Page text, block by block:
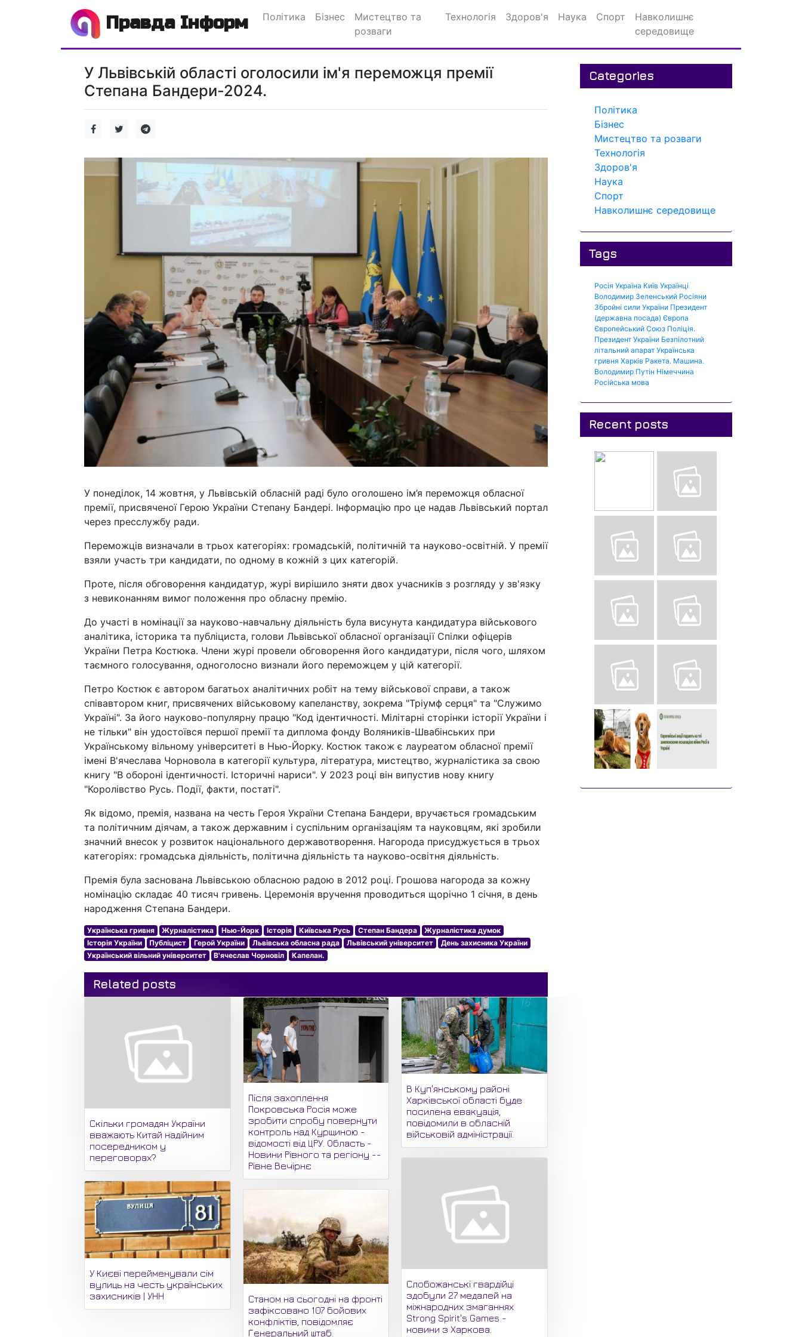
Правда Інформ Політика Бізнес
Мистецтво та
розваги
Технологія Здоров'я Наука Спорт
Навколишнє
середовище
У Львівській області оголосили ім'я переможця премії
Степана Бандери-2024.
У понеділок, 14 жовтня, у Львівській обласній раді було оголошено ім’я переможця обласної
премії, присвяченої Герою України Степану Бандері. Інформацію про це надав Львівський портал
через пресслужбу ради.
Переможців визначали в трьох категоріях: громадській, політичній та науково-освітній. У премії
взяли участь три кандидати, по одному в кожній з цих категорій.
Проте, після обговорення кандидатур, журі вирішило зняти двох учасників з розгляду у зв'язку
з невиконанням вимог положення про обласну премію.
До участі в номінації за науково-навчальну діяльність була висунута кандидатура військового
аналітика, історика та публіциста, голови Львівської обласної організації Спілки офіцерів
України Петра Костюка. Члени журі провели обговорення його кандидатури, після чого, шляхом
таємного голосування, одноголосно визнали його переможцем у цій категорії.
Петро Костюк є автором багатьох аналітичних робіт на тему військової справи, а також
співавтором книг, присвячених військовому капеланству, зокрема "Тріумф серця" та "Служимо
Україні". За його науково-популярну працю "Код ідентичності. Мілітарні сторінки історії України і
не тільки" він удостоївся першої премії та диплома фонду Воляників-Швабінських при
Українському вільному університеті в Нью-Йорку. Костюк також є лауреатом обласної премії
імені В'ячеслава Чорновола в категорії культура, література, мистецтво, журналістика за свою
книгу "В обороні ідентичності. Історичні нариси". У 2023 році він випустив нову книгу
"Королівство Русь. Події, факти, постаті".
Як відомо, премія, названа на честь Героя України Степана Бандери, вручається громадським
та політичним діячам, а також державним і суспільним організаціям та науковцям, які зробили
значний внесок у розвиток національного державотворення. Нагорода присуджується в трьох
категоріях: громадська діяльність, політична діяльність та науково-освітня діяльність.
Премія була заснована Львівською обласною радою в 2012 році. Грошова нагорода за кожну
номінацію складає 40 тисяч гривень. Церемонія вручення проводиться щорічно 1 січня, в день
народження Степана Бандери.
Українська гривня Журналістика Нью-Йорк Історія Київська Русь Степан Бандера
Журналістика думок
Історія України
Публіцист Герой України Львівська обласна рада Львівський університет
День захисника України
Український вільний університет
В'ячеслав Чорновіл Капелан.
Related posts
Скільки громадян України
вважають Китай надійним
посередником у
переговорах?
У Києві перейменували сім
вулиць на честь українських
захисників | УНН
Після захоплення
Покровська Росія може
зробити спробу повернути
контроль над Курщиною -
відомості від ЦРУ. Область -
Новини Рівного та регіону --
Рівне Вечірнє
Станом на сьогодні на фронті
зафіксовано 107 бойових
конфліктів, повідомляє
Генеральний штаб.
В Куп'янському районі
Харківської області буде
посилена евакуація,
повідомили в обласній
військовій адміністрації.
Слобожанські гвардійці
здобули 27 медалей на
міжнародних змаганнях
Strong Spirit's Games -
новини з Харкова.
Categories
Політика
Бізнес
Мистецтво та розваги
Технологія
Здоров'я
Наука
Спорт
Навколишнє середовище
Tags
Росія Україна Київ Українці
Володимир Зеленський Росіяни
Збройні сили України Президент
(державна посада) Європа
Європейський Союз Поліція.
Президент України Безпілотний
літальний апарат Українська
гривня Харків Ракета. Машина.
Володимир Путін Німеччина
Російська мова
Recent posts